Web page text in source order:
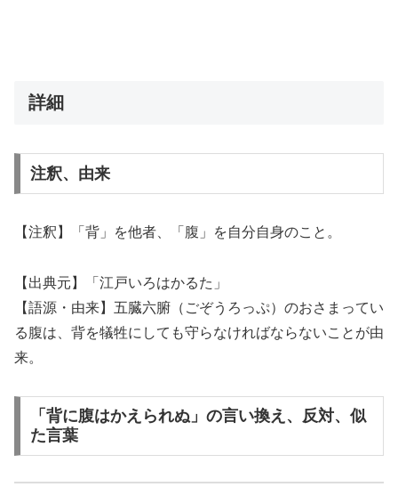
詳細
注釈、由来
【注釈】「背」を他者、「腹」を自分自身のこと。
【出典元】「江戸いろはかるた」
【語源・由来】五臓六腑（ごぞうろっぷ）のおさまってい
る腹は、背を犠牲にしても守らなければならないことが由
来。
「背に腹はかえられぬ」の言い換え、反対、似
た言葉